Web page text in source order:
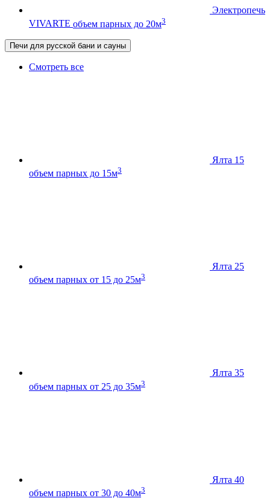
Электропечь
VIVARTE объем парных до 20м3
Печи для русской бани и сауны
Смотреть все
Ялта 15
объем парных до 15м3
Ялта 25
объем парных от 15 до 25м3
Ялта 35
объем парных от 25 до 35м3
Ялта 40
объем парных от 30 до 40м3